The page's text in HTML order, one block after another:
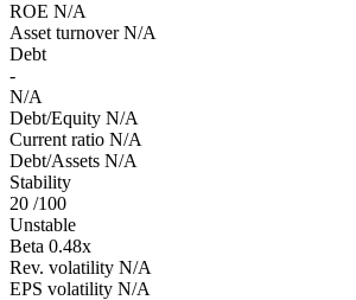
ROE N/A
Asset turnover N/A
Debt
-
N/A
Debt/Equity N/A
Current ratio N/A
Debt/Assets N/A
Stability
20 /100
Unstable
Beta 0.48x
Rev. volatility N/A
EPS volatility N/A